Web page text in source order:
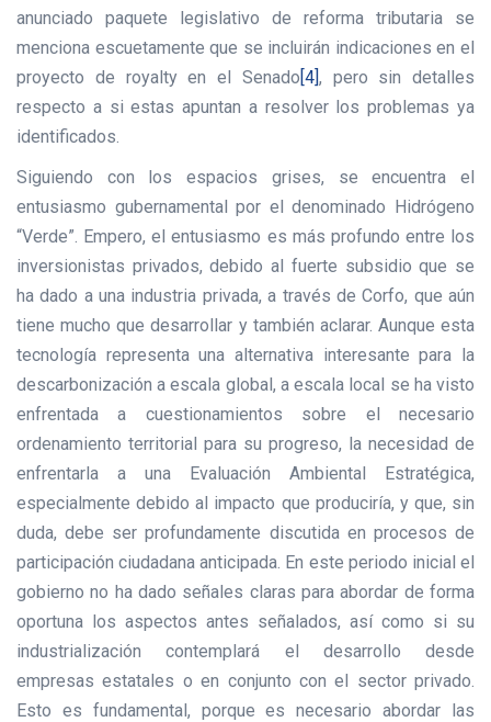
anunciado paquete legislativo de reforma tributaria se
menciona escuetamente que se incluirán indicaciones en el
proyecto de royalty en el Senado[4], pero sin detalles
respecto a si estas apuntan a resolver los problemas ya
identificados.
Siguiendo con los espacios grises, se encuentra el
entusiasmo gubernamental por el denominado Hidrógeno
“Verde”. Empero, el entusiasmo es más profundo entre los
inversionistas privados, debido al fuerte subsidio que se
ha dado a una industria privada, a través de Corfo, que aún
tiene mucho que desarrollar y también aclarar. Aunque esta
tecnología representa una alternativa interesante para la
descarbonización a escala global, a escala local se ha visto
enfrentada a cuestionamientos sobre el necesario
ordenamiento territorial para su progreso, la necesidad de
enfrentarla a una Evaluación Ambiental Estratégica,
especialmente debido al impacto que produciría, y que, sin
duda, debe ser profundamente discutida en procesos de
participación ciudadana anticipada. En este periodo inicial el
gobierno no ha dado señales claras para abordar de forma
oportuna los aspectos antes señalados, así como si su
industrialización contemplará el desarrollo desde
empresas estatales o en conjunto con el sector privado.
Esto es fundamental, porque es necesario abordar las